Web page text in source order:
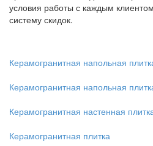
условия работы с каждым
систему скидок.
Керамогранитная напольная
Керамогранитная напольная
Керамогранитная настенная
Керамогранитная плитка